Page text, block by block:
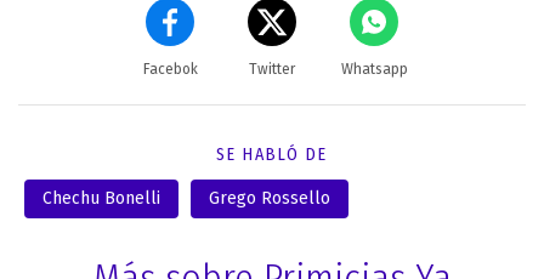
Facebok Twitter Whatsapp
SE HABLÓ DE
Chechu Bonelli Grego Rossello